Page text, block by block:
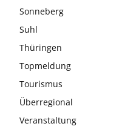
Sonneberg
Suhl
Thüringen
Topmeldung
Tourismus
Überregional
Veranstaltung